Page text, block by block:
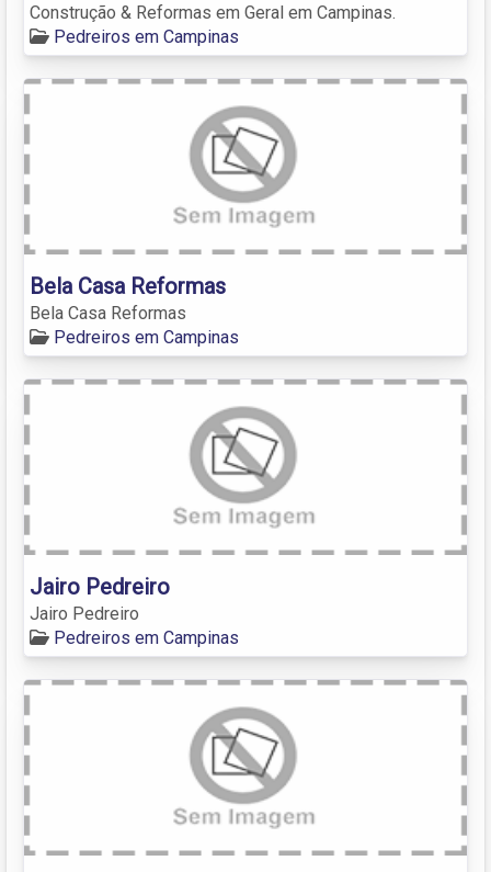
Construção & Reformas em Geral em Campinas.
Pedreiros em Campinas
Bela Casa Reformas
Bela Casa Reformas
Pedreiros em Campinas
Jairo Pedreiro
Jairo Pedreiro
Pedreiros em Campinas